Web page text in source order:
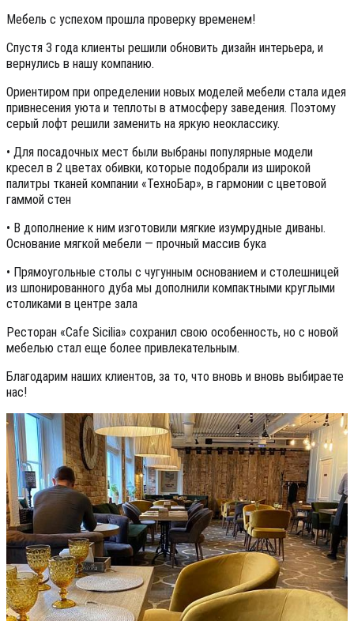
Мебель с успехом прошла проверку временем!
Спустя 3 года клиенты решили обновить дизайн интерьера, и
вернулись в нашу компанию.
Ориентиром при определении новых моделей мебели стала идея
привнесения уюта и теплоты в атмосферу заведения. Поэтому
серый лофт решили заменить на яркую неоклассику.
• Для посадочных мест были выбраны популярные модели
кресел в 2 цветах обивки, которые подобрали из широкой
палитры тканей компании «ТехноБар», в гармонии с цветовой
гаммой стен
• В дополнение к ним изготовили мягкие изумрудные диваны.
Основание мягкой мебели — прочный массив бука
• Прямоугольные столы с чугунным основанием и столешницей
из шпонированного дуба мы дополнили компактными круглыми
столиками в центре зала
Ресторан «Cafe Sicilia» сохранил свою особенность, но с новой
мебелью стал еще более привлекательным.
Благодарим наших клиентов, за то, что вновь и вновь выбираете
нас!